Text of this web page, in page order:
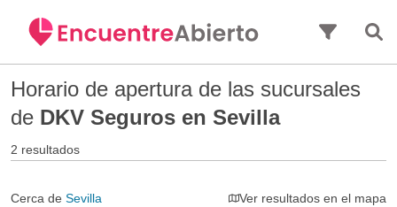
Horario de apertura de las sucursales
de DKV Seguros en Sevilla
2 resultados
Cerca de Sevilla Ver resultados en el mapa